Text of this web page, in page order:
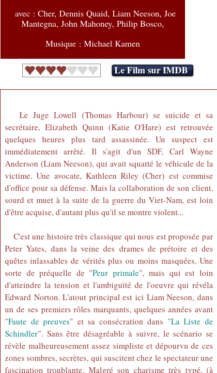
avec : Cher, Dennis Quaid, Liam Neeson, Joe
Mantegna, John Mahoney, Philip Bosco,
Musique : Michael Kamen
Le Film sur IMDB
Le Juge Lowell (Thomas Harbour) se suicide et sa
secrétaire, Elizabeth Quinn (Katie O'Hare) est retrouvée
quelques heures plus tard assassinée. Un suspect est
immédiatement arrêté. Il s'agit d'un SDF, Carl Wayne
Anderson (Liam Neeson), qui avait squatté le véhicule de la
victime. Une avocate, Kathleen Riley (Cher) est commise
d'office pour sa défense. Mais la collaboration de son client,
sourd et muet à la suite de la guerre du Viet-Nam, est loin
d'être acquise, d'autant plus qu'il se montre violent...
C'est une histoire très classique qui nous est proposée par
Peter Yates, dans la veine des drames de prétoire et des
quêtes inlassables de vérités plus ou moins masquées. Une
sorte de préquelle de "Peur primale", mais qui est loin
d'atteindre la tension et l'ambiguïté de l'oeuvre qui révéla
Edward Norton. L'atout principal est ici Liam Neeson, dans
un de ses premiers rôles marquants, quelques années avant
"Faute de preuves" et sa consécration dans "La Liste de
Schindler". Sans être désagréable à suivre, le scénario se
révèle malheureusement assez simpliste et dépourvu de ces
zones sombres, secrètes, qui suscitent chez le spectateur une
fascination troublante. Malgré son charisme très typé, (à